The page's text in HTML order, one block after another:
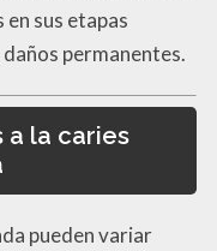
sus etapas
permanentes.
a la caries
pueden variar